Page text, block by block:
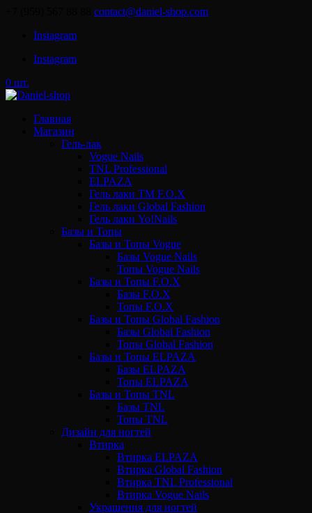
contact@daniel-shop.com
Instagram
Instagram
0 шт.
Главная
Магазин
Гель-лак
Vogue Nails
TNL Professional
ELPAZA
Гель лаки ТМ F.O.X
Гель лаки Global Fashion
Гель лаки Yo!Nails
Базы и Топы
Базы и Топы Vogue
Базы Vogue Nails
Топы Vogue Nails
Базы и Топы F.O.X
Базы F.O.X
Топы F.O.X
Базы и Топы Global Fashion
Базы Global Fashion
Топы Global Fashion
Базы и Топы ELPAZA
Базы ELPAZA
Топы ELPAZA
Базы и Топы TNL
Базы TNL
Топы TNL
Дизайн для ногтей
Втирка
Втирка ELPAZA
Втирка Global Fashion
Втирка TNL Professional
Втирка Vogue Nails
Украшения для ногтей